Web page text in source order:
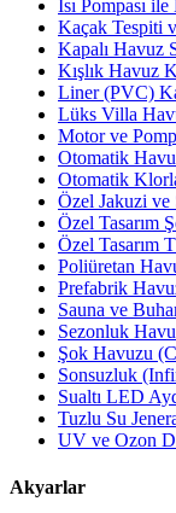
Isı Pompası
Kaçak Tespiti
Kapalı Havuz
Kışlık Havuz
Liner (PVC)
Lüks Villa
Motor ve
Otomatik
Otomatik
Özel Jakuzi
Özel Tasarım
Özel Tasarım
Poliüretan
Prefabrik
Sauna ve
Sezonluk
Şok Havuzu
Sonsuzluk
Sualtı LED
Tuzlu Su
UV ve Ozon
Akyarlar